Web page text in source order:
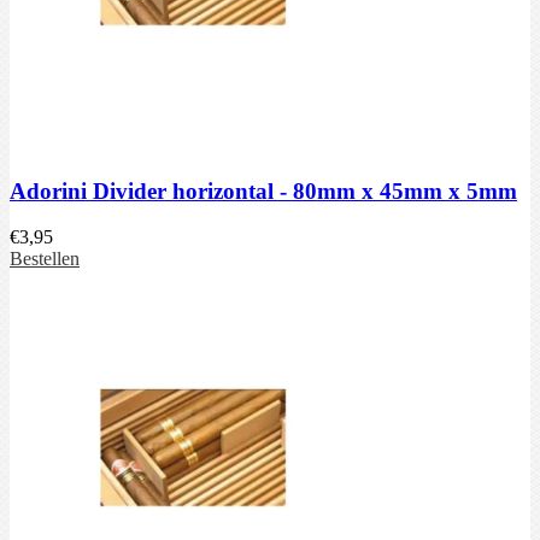
Adorini Divider horizontal - 80mm x 45mm x 5mm
€3,95
Bestellen